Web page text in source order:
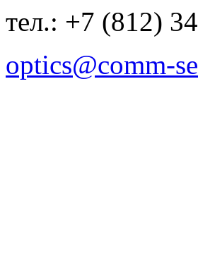
тел.: +7 (812)
optics@comm-